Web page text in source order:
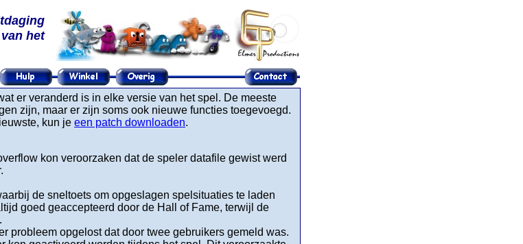
het
er veranderd is in elke versie van het spel. De meeste
zijn, maar er zijn soms ook nieuwe functies toegevoegd.
kun je een patch downloaden.
kon veroorzaken dat de speler datafile gewist werd
de sneltoets om opgeslagen spelsituaties te laden
goed geaccepteerd door de Hall of Fame, terwijl de
probleem opgelost dat door twee gebruikers gemeld was.